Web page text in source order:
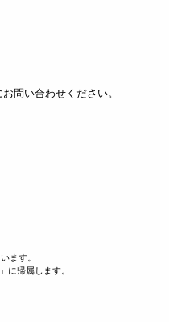
い合わせください。
ます。
に帰属します。